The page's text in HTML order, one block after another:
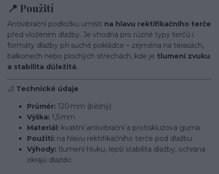
📍 Použití
Antivibrační podložku umísti na hlavu rektifikačního terče
před vložením dlažby. Je vhodná pro různé typy terčů i
formáty dlažby při suché pokládce – zejména na terasách,
balkonech nebo plochých střechách, kde je tlumení zvuku
a stabilita důležitá.
📐 Technické údaje
Průměr: 120 mm (běžný)
Výška: 1,5 mm
Materiál: kvalitní antivibrační a protiskluzová guma
Použití: na hlavu rektifikačního terče pod dlažbu
Výhody: tlumení hluku, lepší stabilita dlažby, ochrana
okrajů dlaždic